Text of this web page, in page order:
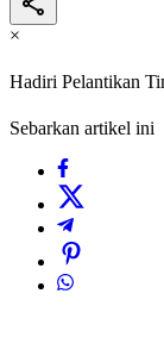
×
Hadiri Pelantikan
Sebarkan artikel ini